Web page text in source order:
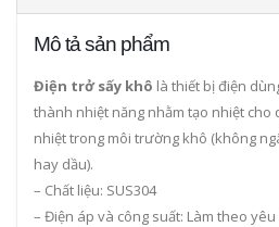
Mô tả sản phẩm
Điện trở sấy khô là thiết bị điện
thành nhiệt năng nhằm tạo nhiệt cho
nhiệt trong môi trường khô (không
hay dầu).
– Chất liệu: SUS304
– Điện áp và công suất: Làm theo yêu